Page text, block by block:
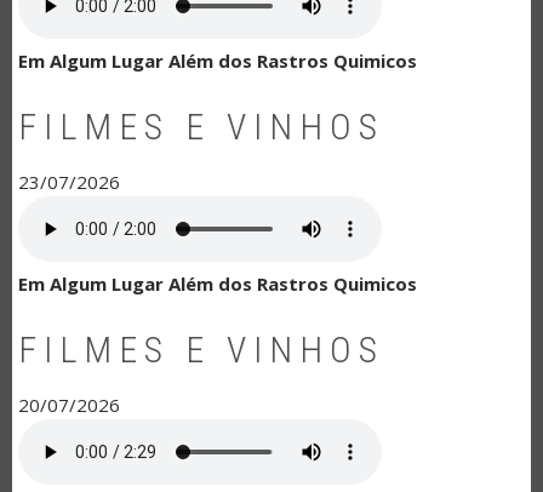
Em Algum Lugar Além dos Rastros Quimicos
FILMES E VINHOS
23/07/2026
Em Algum Lugar Além dos Rastros Quimicos
FILMES E VINHOS
20/07/2026